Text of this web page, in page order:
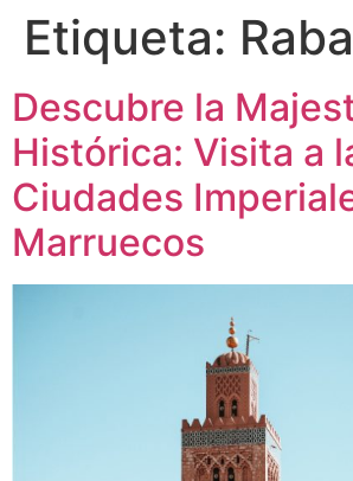
Etiqueta:
Descubre la
Histórica: Visita a
Ciudades
Marruecos